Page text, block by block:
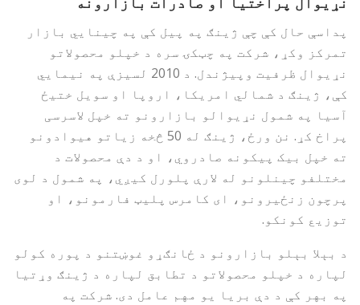
پداسې حال کې چې ژینګ په پیل کې په چینایي بازار
تمرکز وکړ، شرکت په چټکۍ سره د خپلو محصولاتو
نړیوال ظرفیت وپیژندل. د 2010 لسیزې په نیمایي
کې، ژینګ د شمالي امریکا، اروپا او سویل ختیځ
آسیا په شمول نړیوالو بازارونو ته خپل لاسرسی
پراخ کړ. نن ورځ، ژینګ له 50 څخه زیاتو هیوادونو
ته خپل بیک پیکونه صادروي، او د دې محصولات د
مختلفو چینلونو له لارې پلورل کیږي، په شمول د لوی
پرچون زنځیرونو، ای کامرس پلیټ فارمونو، او
توزیع کونکو.
د بېلا بېلو بازارونو د ځانګړو غوښتنو د پوره کولو
لپاره د خپلو محصولاتو د تطابق لپاره د ژینګ وړتیا
په بهر کې د دې بریا یو مهم عامل دی. شرکت په